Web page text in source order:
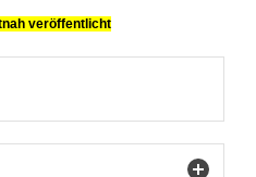
veröffentlicht